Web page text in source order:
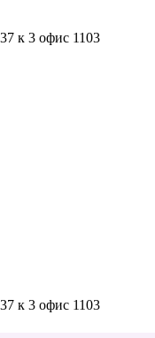
к 3 офис 1103
к 3 офис 1103